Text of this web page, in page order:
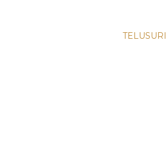
TELUSURI